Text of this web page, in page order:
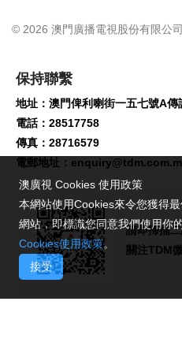
© 2026 澳門廣播電視股份有限公
保持聯繫
地址：澳門俾利喇街一五七號A傳
電話：28517758
傳真：28716579
電郵地址：
請即掃描
關注TDM
澳廣視 Cookies 使用政策
本網站使用Cookies來令您獲得
網站，即標識您同意我們使用你
Cookies使用政策。
接受